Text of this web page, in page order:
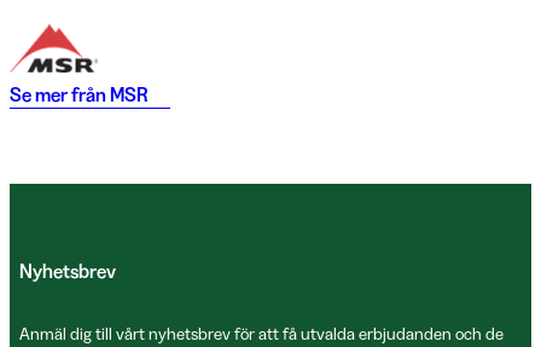
Se mer från MSR
Nyhetsbrev
Anmäl dig till vårt nyhetsbrev för att få utvalda erbjudanden och de